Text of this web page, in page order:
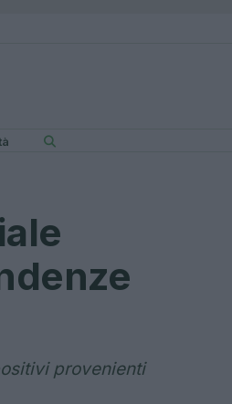
provenienti